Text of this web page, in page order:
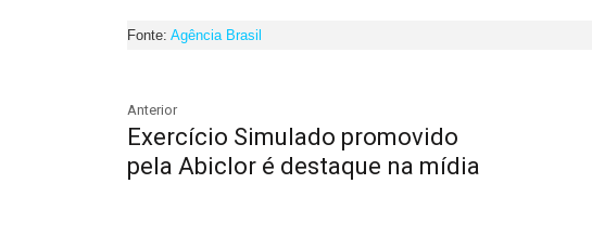
Fonte: Agência Brasil
Anterior
Exercício Simulado promovido
pela Abiclor é destaque na mídia